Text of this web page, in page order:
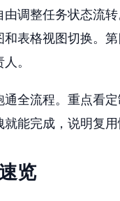
调整任务状态流
表格视图切换。
。
全流程。重点看
能完成，说明复用
览